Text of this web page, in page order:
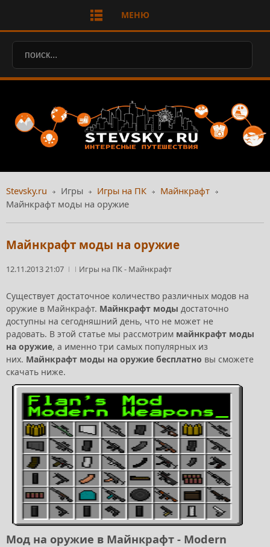
МЕНЮ
Stevsky.ru Игры Игры на ПК
Майнкрафт
Майнкрафт моды на оружие
Майнкрафт моды на оружие
12.11.2013 21:07 Игры на ПК- Майнкрафт
Существует достаточное количество различных модов на
оружие в Майнкрафт. Майнкрафт моды достаточно
доступны на сегодняшний день, что не может не
радовать. В этой статье мы рассмотрим майнкрафт моды
на оружие, а именно три самых популярных из
них. Майнкрафт моды на оружие бесплатно вы сможете
скачать ниже.
Мод на оружие в Майнкрафт - Modern